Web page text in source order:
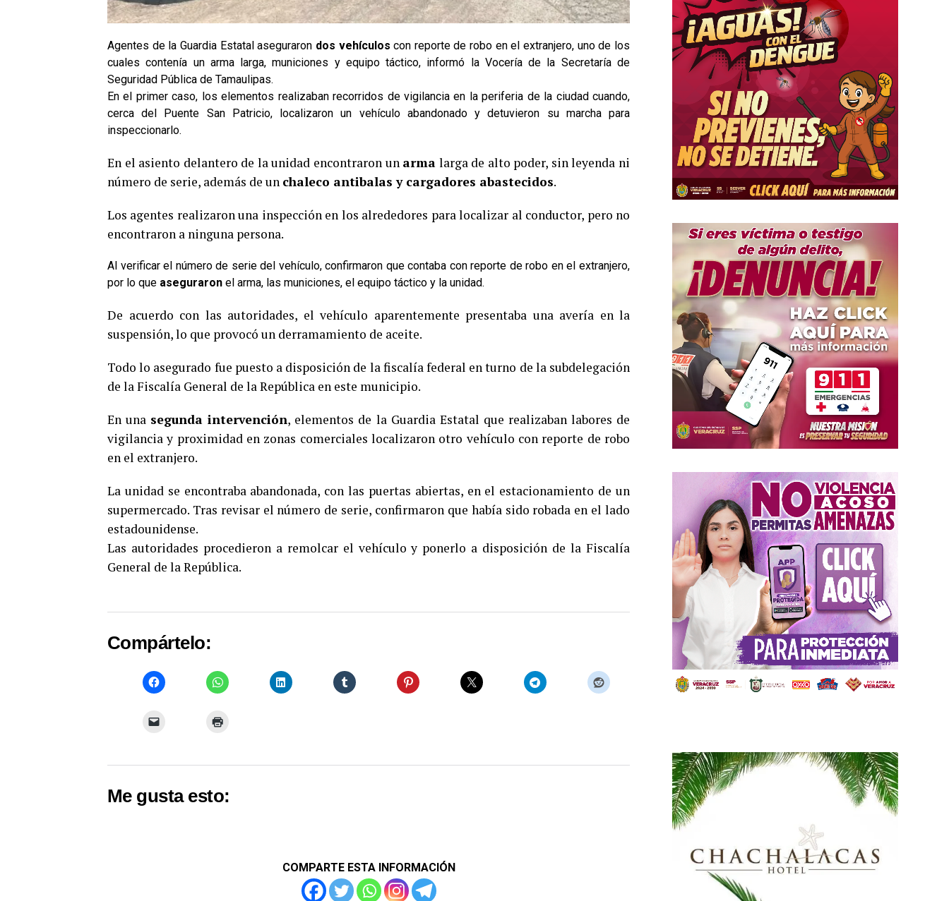
Agentes de la Guardia Estatal aseguraron dos vehículos con reporte de robo en el extranjero, uno de los
cuales contenía un arma larga, municiones y equipo táctico, informó la Vocería de la Secretaría de
Seguridad Pública de Tamaulipas.
En el primer caso, los elementos realizaban recorridos de vigilancia en la periferia de la ciudad cuando,
cerca del Puente San Patricio, localizaron un vehículo abandonado y detuvieron su marcha para
inspeccionarlo.
En el asiento delantero de la unidad encontraron un arma larga de alto poder, sin leyenda ni
número de serie, además de un chaleco antibalas y cargadores abastecidos.
Los agentes realizaron una inspección en los alrededores para localizar al conductor, pero no
encontraron a ninguna persona.
Al verificar el número de serie del vehículo, confirmaron que contaba con reporte de robo en el extranjero,
por lo que aseguraron el arma, las municiones, el equipo táctico y la unidad.
De acuerdo con las autoridades, el vehículo aparentemente presentaba una avería en la
suspensión, lo que provocó un derramamiento de aceite.
Todo lo asegurado fue puesto a disposición de la fiscalía federal en turno de la subdelegación
de la Fiscalía General de la República en este municipio.
En una segunda intervención, elementos de la Guardia Estatal que realizaban labores de
vigilancia y proximidad en zonas comerciales localizaron otro vehículo con reporte de robo
en el extranjero.
La unidad se encontraba abandonada, con las puertas abiertas, en el estacionamiento de un
supermercado. Tras revisar el número de serie, confirmaron que había sido robada en el lado
estadounidense.
Las autoridades procedieron a remolcar el vehículo y ponerlo a disposición de la Fiscalía
General de la República.
Compártelo:
Me gusta esto:
COMPARTE ESTA INFORMACIÓN